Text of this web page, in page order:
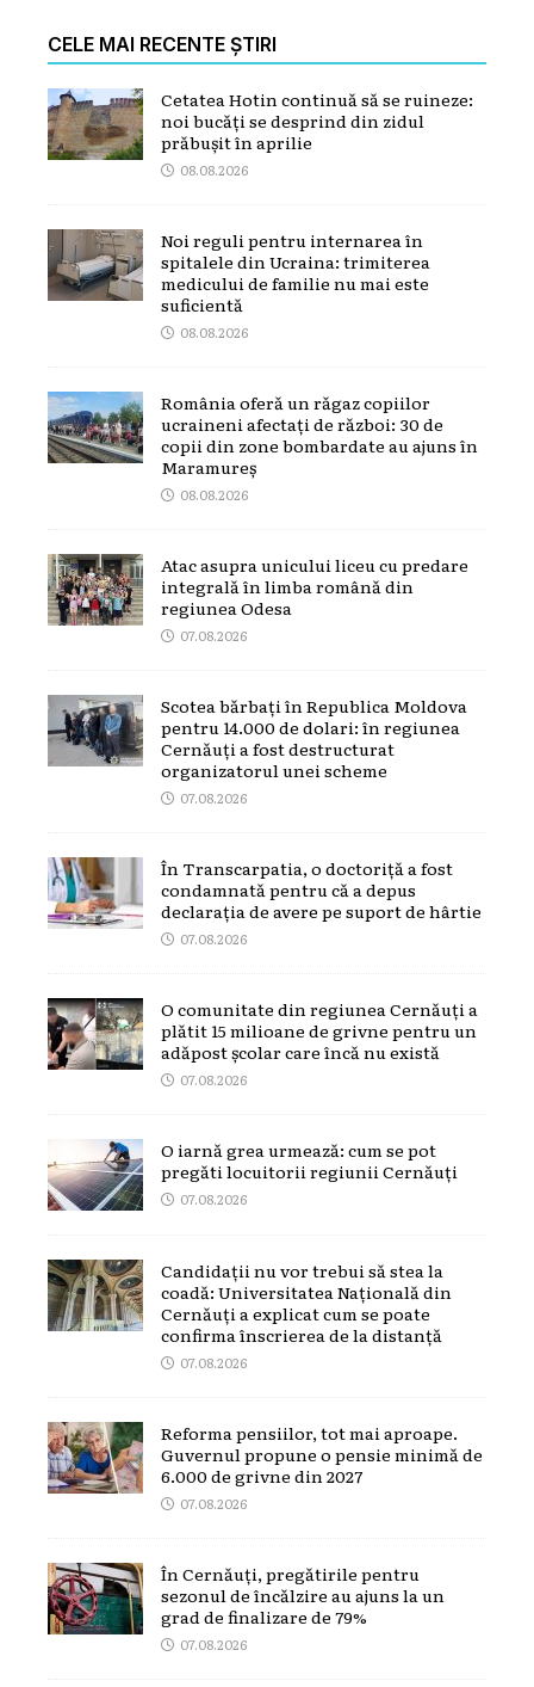
CELE MAI RECENTE ȘTIRI
Cetatea Hotin continuă să se ruineze:
noi bucăți se desprind din zidul
prăbușit în aprilie
08.08.2026
Noi reguli pentru internarea în
spitalele din Ucraina: trimiterea
medicului de familie nu mai este
suficientă
08.08.2026
România oferă un răgaz copiilor
ucraineni afectați de război: 30 de
copii din zone bombardate au ajuns în
Maramureș
08.08.2026
Atac asupra unicului liceu cu predare
integrală în limba română din
regiunea Odesa
07.08.2026
Scotea bărbați în Republica Moldova
pentru 14.000 de dolari: în regiunea
Cernăuți a fost destructurat
organizatorul unei scheme
07.08.2026
În Transcarpatia, o doctoriță a fost
condamnată pentru că a depus
declarația de avere pe suport de hârtie
07.08.2026
O comunitate din regiunea Cernăuți a
plătit 15 milioane de grivne pentru un
adăpost școlar care încă nu există
07.08.2026
O iarnă grea urmează: cum se pot
pregăti locuitorii regiunii Cernăuți
07.08.2026
Candidații nu vor trebui să stea la
coadă: Universitatea Națională din
Cernăuți a explicat cum se poate
confirma înscrierea de la distanță
07.08.2026
Reforma pensiilor, tot mai aproape.
Guvernul propune o pensie minimă de
6.000 de grivne din 2027
07.08.2026
În Cernăuți, pregătirile pentru
sezonul de încălzire au ajuns la un
grad de finalizare de 79%
07.08.2026